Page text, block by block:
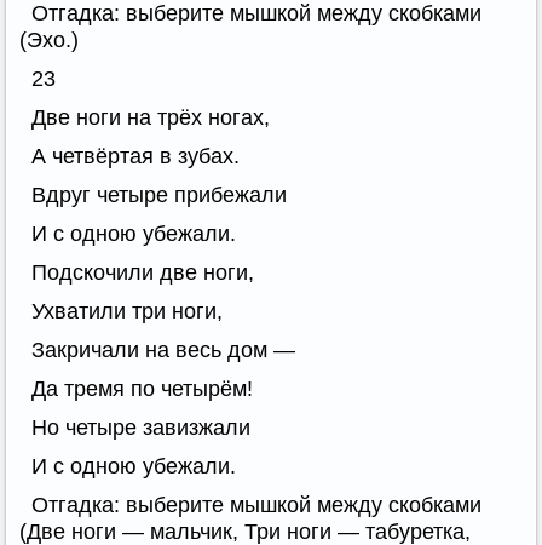
Отгадка: выберите мышкой между скобками
(Эхо.)
23
Две ноги на трёх ногах,
А четвёртая в зубах.
Вдруг четыре прибежали
И с одною убежали.
Подскочили две ноги,
Ухватили три ноги,
Закричали на весь дом —
Да тремя по четырём!
Но четыре завизжали
И с одною убежали.
Отгадка: выберите мышкой между скобками
(Две ноги — мальчик, Три ноги — табуретка,